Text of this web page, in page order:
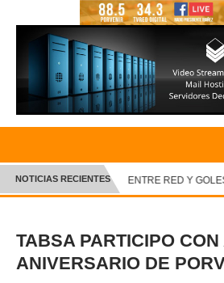
INICIO
CRÓNICA
DEPORTES ✕
NOTICIAS RECIENTES ENTRE RED Y
TABSA PARTICIPO
ANIVERSARIO DE